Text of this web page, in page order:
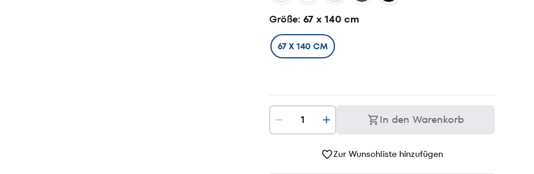
Größe: 67 x 140 cm
67 X 140 CM
In den Warenkorb
Zur Wunschliste hinzufügen